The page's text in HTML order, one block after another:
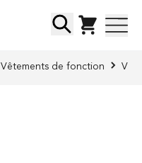
Chercher
Vêtements de fonction